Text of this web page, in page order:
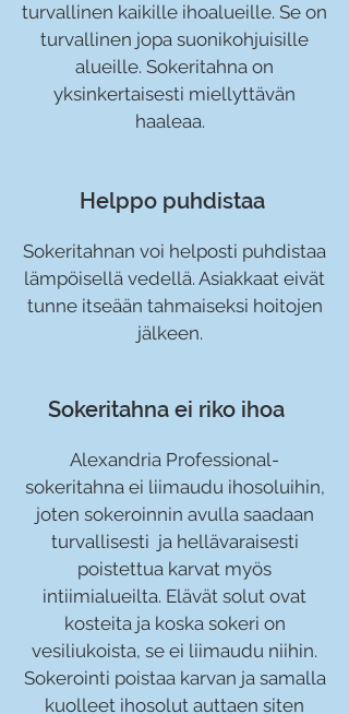
turvallinen kaikille ihoalueille. Se on
turvallinen jopa suonikohjuisille
alueille. Sokeritahna on
yksinkertaisesti miellyttävän
haaleaa.
Helppo puhdistaa
Sokeritahnan voi helposti puhdistaa
lämpöisellä vedellä. Asiakkaat eivät
tunne itseään tahmaiseksi hoitojen
jälkeen.
Sokeritahna ei riko ihoa
Alexandria Professional-
sokeritahna ei liimaudu ihosoluihin,
joten sokeroinnin avulla saadaan
turvallisesti ja hellävaraisesti
poistettua karvat myös
intiimialueilta. Elävät solut ovat
kosteita ja koska sokeri on
vesiliukoista, se ei liimaudu niihin.
Sokerointi poistaa karvan ja samalla
kuolleet ihosolut auttaen siten